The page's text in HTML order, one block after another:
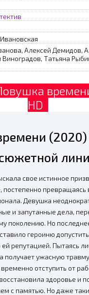
Алексей Демидов,
Татьяна
HD
(2020)
свое истинное
постепенно превращаясь
Девушка
и запутанные дела,
поколению. Но
героиню
репутацией. Пытаясь
получает ужасную
отступить от
здоровье и
с памятью. Но даже